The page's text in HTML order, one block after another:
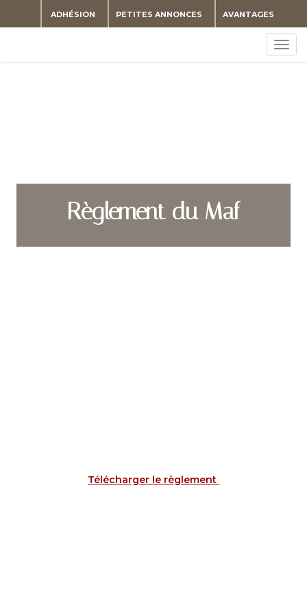
AVANTAGES
PETITES ANNONCES
ADHÉSION
Règlement du Maf
Télécharger le règlement